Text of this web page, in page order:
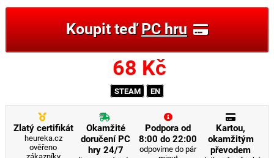
Koupit teďPC hru
68 Kč
STEAM EN
Zlatý certifikát
heureka.cz
ověřeno
Okamžité
doručení PC
hry 24/7
Podpora od
8:00 do 22:00
odpovíme do pár
Kartou,
okamžitým
převodem